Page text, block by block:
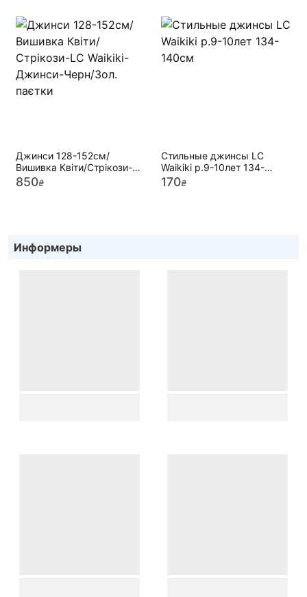
Джинси 128-152см/
Вишивка Квіти/Стрікози-LC
Waikiki- Джинси-Черн/Зол.
850₴
Стильные джинсы LC
Waikiki р.9-10лет 134-
140см
170₴
Информеры